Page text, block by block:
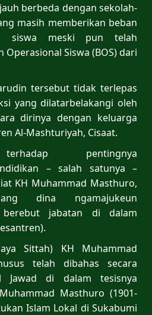
berbeda dengan sekolah-
masih memberikan beban
siswa meski pun telah
Siswa (BOS) dari
tersebut tidak terlepas
yang dilatarbelakangi oleh
dirinya dengan keluarga
Al-Mashturiyah, Cisaat.
pentingnya
– salah satunya –
KH Muhammad Masthuro,
dina ngamajukeun
berebut jabatan di dalam
Sittah) KH Muhammad
telah dibahas secara
Jawad di dalam tesisnya
Masthuro (1901-
Islam Lokal di Sukabumi